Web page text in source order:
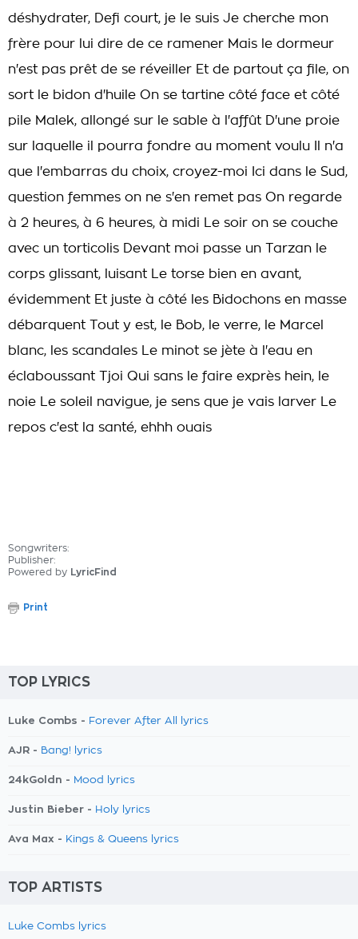
déshydrater, Defi court, je le suis Je cherche mon
frère pour lui dire de ce ramener Mais le dormeur
n'est pas prêt de se réveiller Et de partout ça file, on
sort le bidon d'huile On se tartine côté face et côté
pile Malek, allongé sur le sable à l'affût D'une proie
sur laquelle il pourra fondre au moment voulu Il n'a
que l'embarras du choix, croyez-moi Ici dans le Sud,
question femmes on ne s'en remet pas On regarde
à 2 heures, à 6 heures, à midi Le soir on se couche
avec un torticolis Devant moi passe un Tarzan le
corps glissant, luisant Le torse bien en avant,
évidemment Et juste à côté les Bidochons en masse
débarquent Tout y est, le Bob, le verre, le Marcel
blanc, les scandales Le minot se jète à l'eau en
éclaboussant Tjoi Qui sans le faire exprès hein, le
noie Le soleil navigue, je sens que je vais larver Le
repos c'est la santé, ehhh ouais
Songwriters:
Publisher:
Powered by LyricFind
Print
TOP LYRICS
Luke Combs - Forever After All lyrics
AJR - Bang! lyrics
24kGoldn - Mood lyrics
Justin Bieber - Holy lyrics
Ava Max - Kings & Queens lyrics
TOP ARTISTS
Luke Combs lyrics